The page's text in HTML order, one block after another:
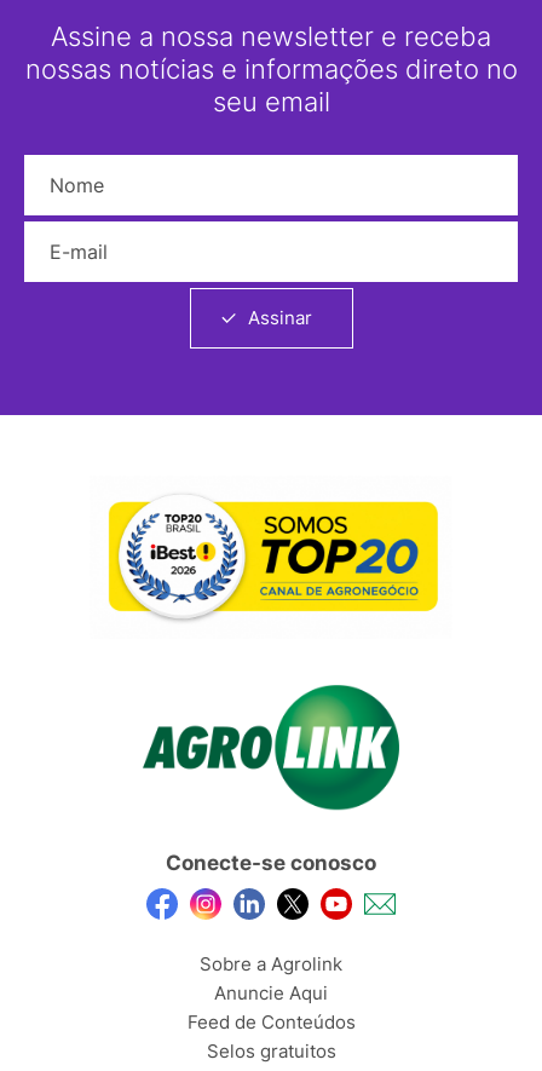
Assine a nossa newsletter e receba
nossas notícias e informações direto no
seu email
Assinar
Conecte-se conosco
Sobre a Agrolink
Anuncie Aqui
Feed de Conteúdos
Selos gratuitos